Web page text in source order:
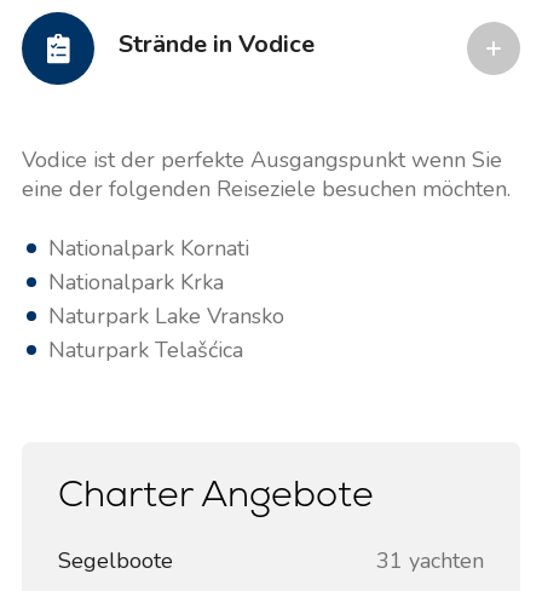
Strände in Vodice
Vodice ist der perfekte Ausgangspunkt wenn Sie
eine der folgenden Reiseziele besuchen möchten.
Nationalpark Kornati
Nationalpark Krka
Naturpark Lake Vransko
Naturpark Telašćica
Charter Angebote
Segelboote
31 yachten